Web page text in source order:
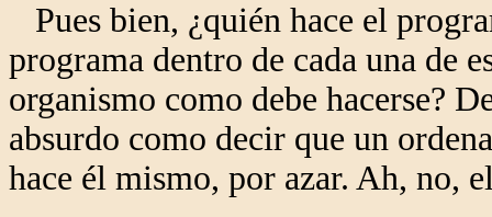
Pues bien, ¿quién hace el
programa dentro de cada una de
organismo como debe hacerse?
absurdo como decir que un
hace él mismo, por azar. Ah, no,